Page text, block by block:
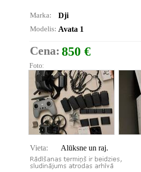
Marka: Dji
Modelis: Avata 1
Cena: 850 €
Foto:
Vieta: Alūksne un raj.